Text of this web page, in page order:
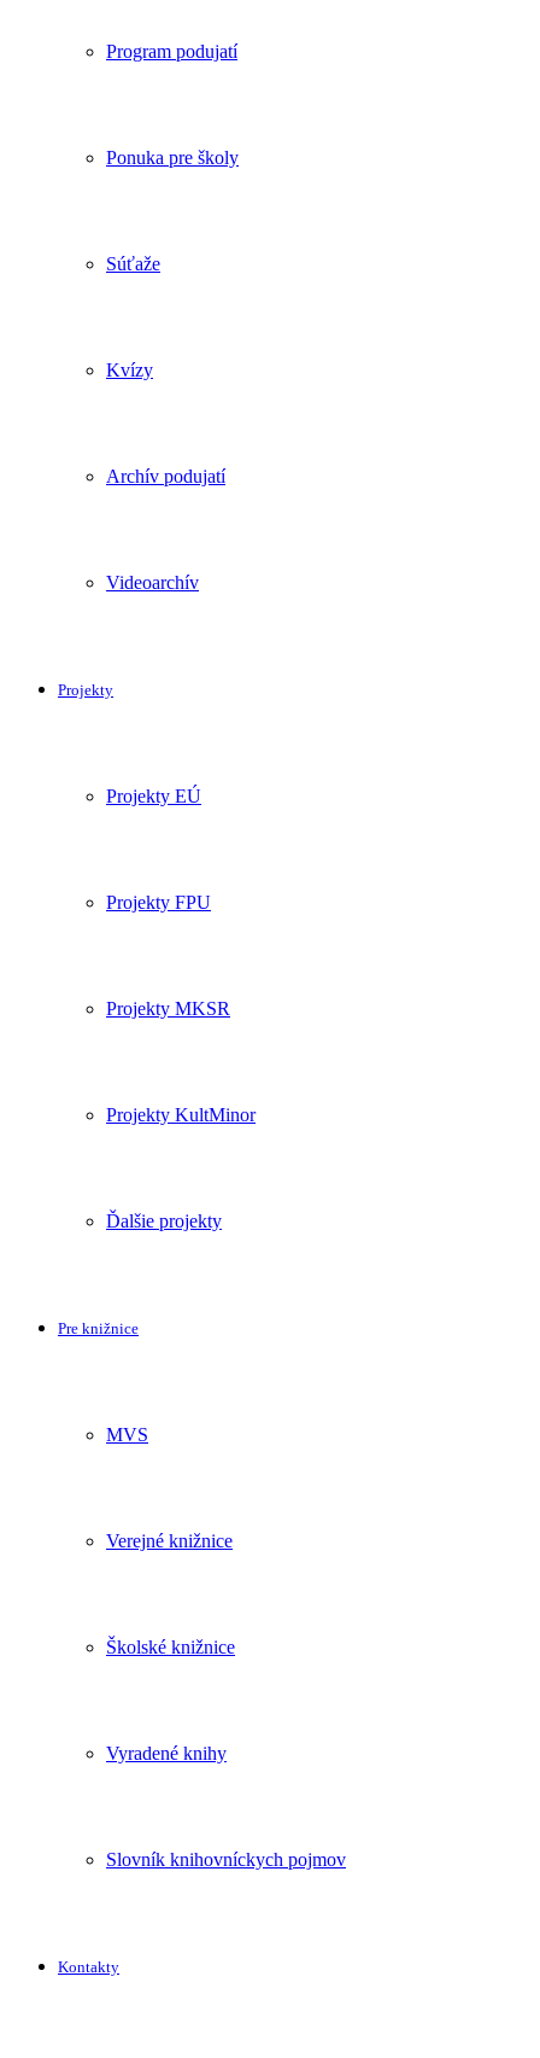
Program podujatí
Ponuka pre školy
Súťaže
Kvízy
Archív podujatí
Videoarchív
Projekty
Projekty EÚ
Projekty FPU
Projekty MKSR
Projekty KultMinor
Ďalšie projekty
Pre knižnice
MVS
Verejné knižnice
Školské knižnice
Vyradené knihy
Slovník knihovníckych pojmov
Kontakty